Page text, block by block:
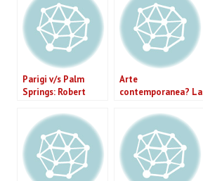
Parigi v/s Palm
Springs: Robert
al FORMA di Milano
Arte
contemporanea? La
in mostra a Torino